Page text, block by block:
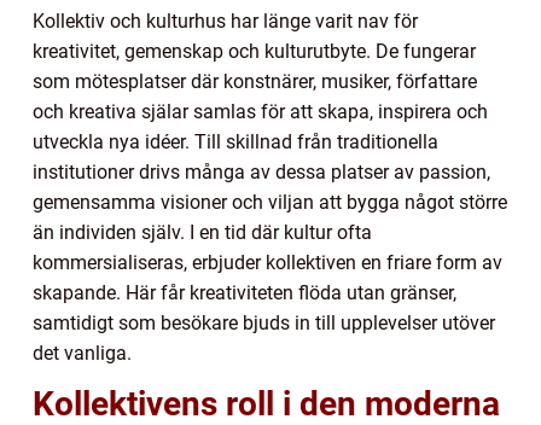
Kollektiv och kulturhus har länge varit nav för
kreativitet, gemenskap och kulturutbyte. De fungerar
som mötesplatser där konstnärer, musiker, författare
och kreativa själar samlas för att skapa, inspirera och
utveckla nya idéer. Till skillnad från traditionella
institutioner drivs många av dessa platser av passion,
gemensamma visioner och viljan att bygga något större
än individen själv. I en tid där kultur ofta
kommersialiseras, erbjuder kollektiven en friare form av
skapande. Här får kreativiteten flöda utan gränser,
samtidigt som besökare bjuds in till upplevelser utöver
det vanliga.
Kollektivens roll i den moderna